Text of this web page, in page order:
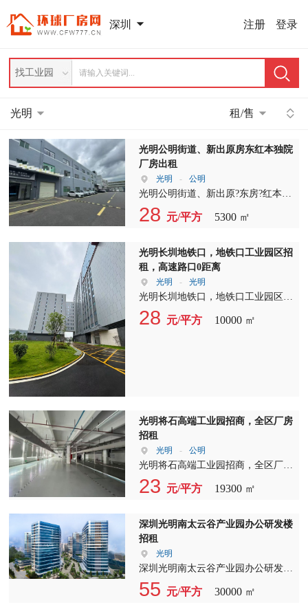
深圳 登录
注册
找工业园
光明 租/售
光明公明街道、新出原‮东房‬红本‮院独‬
厂房出租
光明 - 公明
光明公明街道、新出原?东房?红本?
院独?厂房出租、厂房1-3层5300平
米、1F5.5米，己电改。
28 元/平方 5300 ㎡
光明长圳地铁口，地铁口工业园区招
租，高速路口0距离
光明 - 光明
光明长圳地铁口，地铁口工业园区招
租，高速路口0距离，整栋红本厂房
1-7层约40000平方！ 可以分租实际面
650Kg/m2 变压器4T*4台 1250Kva
2T*3台 (可增容) 适合各种生产行
业，仓库物流等。
28 元/平方 10000 ㎡
光明将石高端工业园招商，全区厂房
招租
光明 - 公明
光明将石高端工业园招商，全区厂房
招租 楼层面积：一楼5000平，4楼
5000平，5楼6800平，6楼2500平，合
柱8跨 高度：一楼6米，楼上4.2米 承
重: 一楼实地，楼上0.75吨 配电：
3000Kva，峰谷平 合同：3-5年 电
梯：1部客梯，2部3吨货梯 靓点:四面
采光，带精装修办公室。独立院子，
空地大。可办环评，停车位充足，园
23 元/平方 19300 ㎡
深圳光明南太云谷产业园办公研发楼
招租
光明
深圳光明南太云谷产业园办公研发楼
招租 简介：一、项目基本信息： 开
发商一手物业， 南太集团携手佳兆
55 元/平方 30000 ㎡